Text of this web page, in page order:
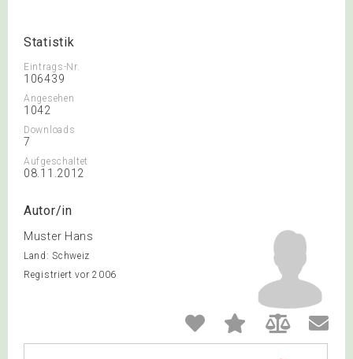
Statistik
Eintrags-Nr.
106439
Angesehen
1042
Downloads
7
Aufgeschaltet
08.11.2012
Autor/in
Muster Hans
Land: Schweiz
Registriert vor 2006